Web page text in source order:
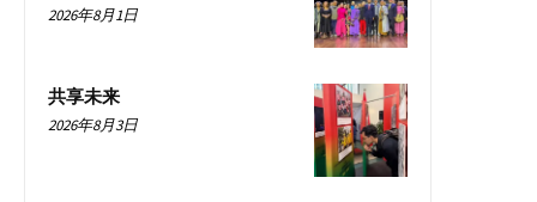
2026年8月1日
共享未来
2026年8月3日